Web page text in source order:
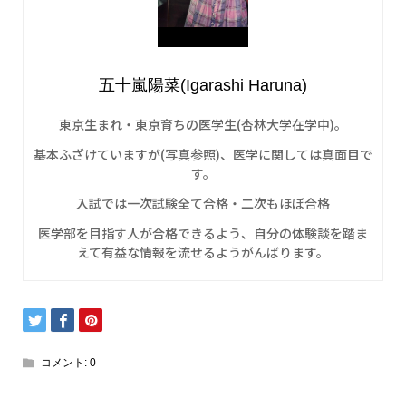
五十嵐陽菜(Igarashi Haruna)
東京生まれ・東京育ちの医学生(杏林大学在学中)。
基本ふざけていますが(写真参照)、医学に関しては真面目で
す。
入試では一次試験全て合格・二次もほぼ合格
医学部を目指す人が合格できるよう、自分の体験談を踏ま
えて有益な情報を流せるようがんばります。
コメント: 0